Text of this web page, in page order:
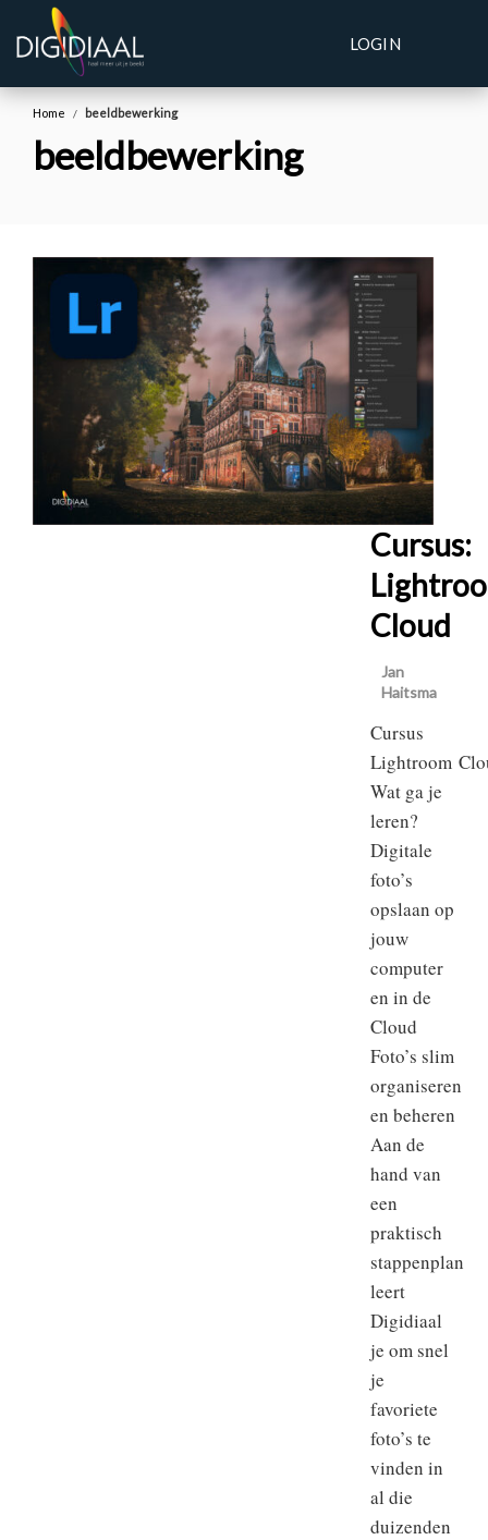
LOGIN
Home beeldbewerking
beeldbewerking
Cursus:
Cloud
Jan
Haitsma
Cursus
Lightroom
Wat ga je
leren?
Digitale
foto’s
opslaan op
jouw
computer
en in de
Cloud
Foto’s slim
organiseren
en beheren
Aan de
hand van
een
praktisch
stappenplan
leert
Digidiaal
je om snel
je
favoriete
foto’s te
vinden in
al die
duizenden